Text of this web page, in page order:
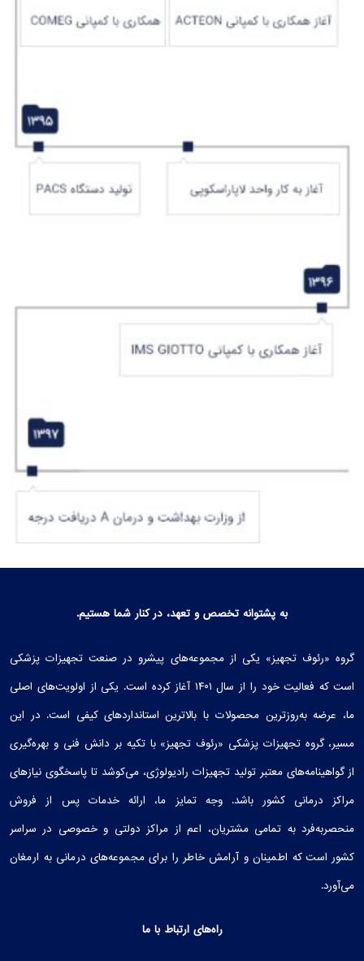
به پشتوانه تخصص و تعهد، در کنار شما هستیم.
گروه «رئوف تجهیز» یکی از مجموعه‌های پیشرو در صنعت تجهیزات پزشکی
است که فعالیت خود را از سال ۱۴۰۱ آغاز کرده است. یکی از اولویت‌های اصلی
ما، عرضه به‌روزترین محصولات با بالاترین استانداردهای کیفی است. در این
مسیر، گروه تجهیزات پزشکی «رئوف تجهیز» با تکیه بر دانش فنی و بهره‌گیری
از گواهینامه‌های معتبر تولید تجهیزات رادیولوژی، می‌کوشد تا پاسخگوی نیازهای
مراکز درمانی کشور باشد. وجه تمایز ما، ارائه خدمات پس از فروش
منحصربه‌فرد به تمامی مشتریان، اعم از مراکز دولتی و خصوصی در سراسر
کشور است که اطمینان و آرامش خاطر را برای مجموعه‌های درمانی به ارمغان
می‌آورد.
راه‌های ارتباط با ما